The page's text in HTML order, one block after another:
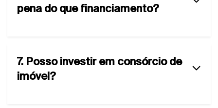
pena do que financiamento?
7. Posso investir em consórcio de
imóvel?